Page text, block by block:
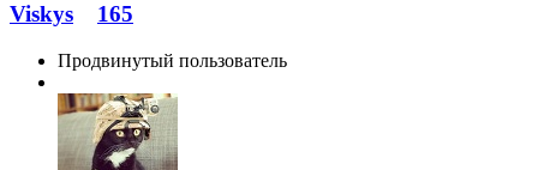
Viskys 165
Продвинутый пользователь